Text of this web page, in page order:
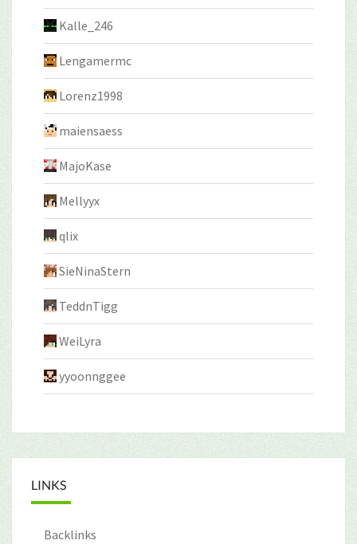
Kalle_246
Lengamermc
Lorenz1998
maiensaess
MajoKase
Mellyyx
qlix
SieNinaStern
TeddnTigg
WeiLyra
yyoonnggee
LINKS
Backlinks